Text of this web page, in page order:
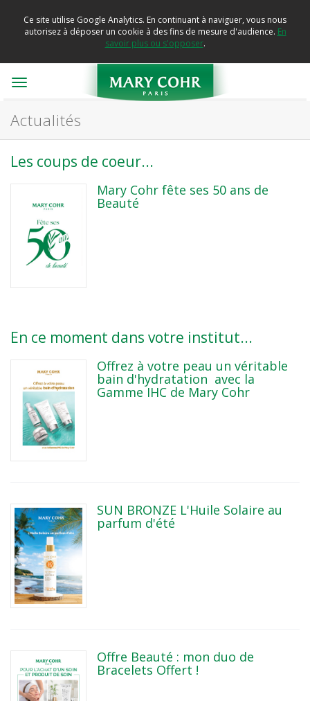
Ce site utilise Google Analytics. En continuant à naviguer, vous nous
autorisez à déposer un cookie à des fins de mesure d'audience. En
savoir plus ou s'opposer.
Toggle
Actualités
Les coups de coeur...
Mary Cohr fête ses 50 ans de
Beauté
En ce moment dans votre institut...
Offrez à votre peau un véritable
bain d'hydratation avec la
Gamme IHC de Mary Cohr
SUN BRONZE L'Huile Solaire au
parfum d'été
Offre Beauté : mon duo de
Bracelets Offert !